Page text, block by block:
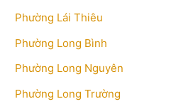
Phường Lái Thiêu
Phường Long Bình
Phường Long Nguyên
Phường Long Trường